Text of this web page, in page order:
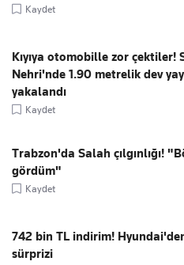
Kaydet
Kıyıya otomobille zor çektiler!
Nehri'nde 1.90 metrelik dev
yakalandı
Kaydet
Trabzon'da Salah çılgınlığı!
gördüm"
Kaydet
742 bin TL indirim!
sürprizi